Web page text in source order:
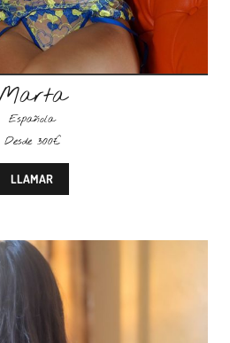
Española
Desde 300€
LLAMAR